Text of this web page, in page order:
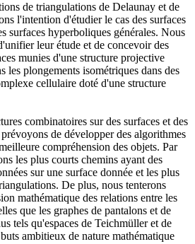
de triangulations de Delaunay et de
l'intention d'étudier le cas des surfaces
surfaces hyperboliques générales. Nous
leur étude et de concevoir des
munies d'une structure projective
les plongements isométriques dans des
cellulaire doté d'une structure
combinatoires sur des surfaces et des
de développer des algorithmes
compréhension des objets. Par
les plus courts chemins ayant des
sur une surface donnée et les plus
De plus, nous tenterons
mathématique des relations entre les
que les graphes de pantalons et de
tels qu'espaces de Teichmüller et de
ambitieux de nature mathématique